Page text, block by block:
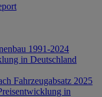
1991-2024
in Deutschland
Fahrzeugabsatz 2025
in